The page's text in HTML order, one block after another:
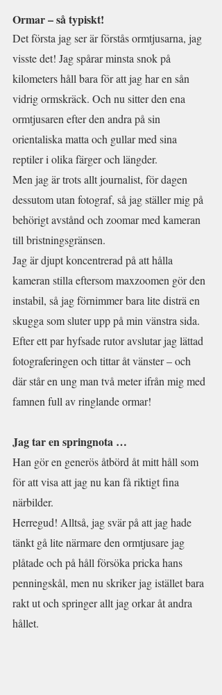
Ormar – så typiskt!
Det första jag ser är förstås ormtjusarna, jag
visste det! Jag spårar minsta snok på
kilometers håll bara för att jag har en sån
vidrig ormskräck. Och nu sitter den ena
ormtjusaren efter den andra på sin
orientaliska matta och gullar med sina
reptiler i olika färger och längder.
Men jag är trots allt journalist, för dagen
dessutom utan fotograf, så jag ställer mig på
behörigt avstånd och zoomar med kameran
till bristningsgränsen.
Jag är djupt koncentrerad på att hålla
kameran stilla eftersom maxzoomen gör den
instabil, så jag förnimmer bara lite disträ en
skugga som sluter upp på min vänstra sida.
Efter ett par hyfsade rutor avslutar jag lättad
fotograferingen och tittar åt vänster – och
där står en ung man två meter ifrån mig med
famnen full av ringlande ormar!
Jag tar en springnota …
Han gör en generös åtbörd åt mitt håll som
för att visa att jag nu kan få riktigt fina
närbilder.
Herregud! Alltså, jag svär på att jag hade
tänkt gå lite närmare den ormtjusare jag
plåtade och på håll försöka pricka hans
penningskål, men nu skriker jag istället bara
rakt ut och springer allt jag orkar åt andra
hållet.